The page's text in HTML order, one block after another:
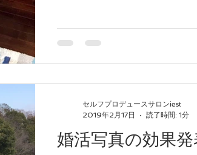
婚活写真の効果発
セルフプロデュースサロンiest
2019年2月17日
読了時間: 1分